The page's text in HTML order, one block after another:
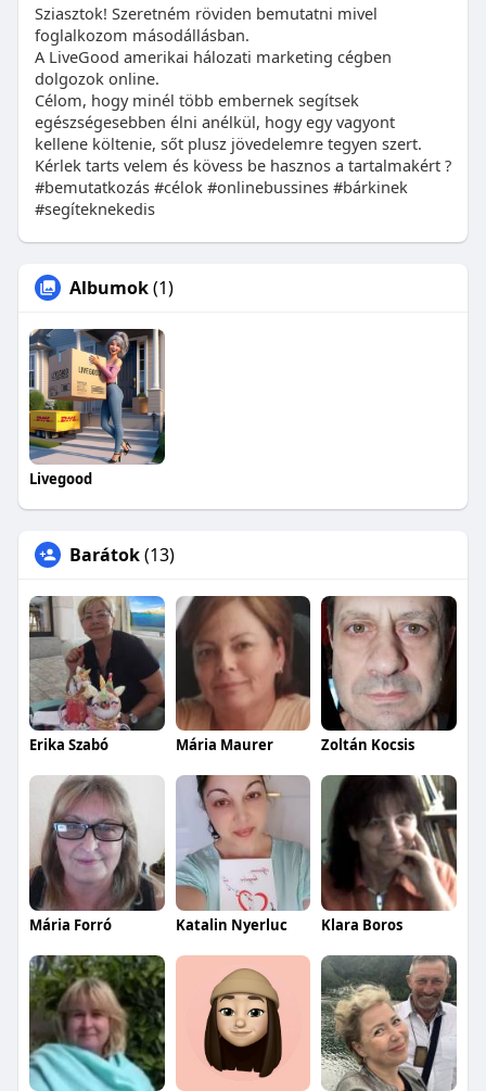
Sziasztok! Szeretném röviden bemutatni mivel
foglalkozom másodállásban.
A LiveGood amerikai hálozati marketing cégben
dolgozok online.
Célom, hogy minél több embernek segítsek
egészségesebben élni anélkül, hogy egy vagyont
kellene költenie, sőt plusz jövedelemre tegyen szert.
Kérlek tarts velem és kövess be hasznos a tartalmakért ?
#bemutatkozás #célok #onlinebussines #bárkinek
#segíteknekedis
Albumok(1)
Livegood
Barátok(13)
Erika Szabó Mária Maurer Zoltán Kocsis
Mária Forró Katalin Nyerluc Klara Boros